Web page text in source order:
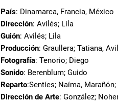
País: Dinamarca, Francia, México
Dirección: Avilés; Lila
Guión: Avilés; Lila
Producción: Graullera; Tatiana,
Fotografía: Tenorio; Diego
Sonido: Berenblum; Guido
Reparto:Sentíes; Naíma,
Dirección de Arte: González;